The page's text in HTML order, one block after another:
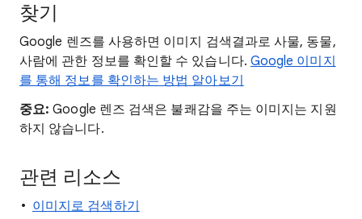
찾기
Google 렌즈를 사용하면 이미지 검색결과로 사물, 동물,
사람에 관한 정보를 확인할 수 있습니다. Google 이미지
를 통해 정보를 확인하는 방법 알아보기
중요:Google 렌즈 검색은 불쾌감을 주는 이미지는 지원
하지 않습니다.
관련 리소스
이미지로 검색하기